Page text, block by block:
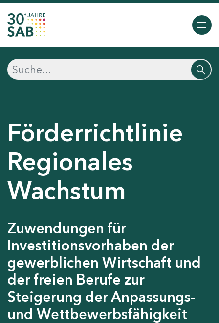
Förderrichtlinie
Regionales
Wachstum
Zuwendungen für
Investitionsvorhaben der
gewerblichen Wirtschaft und
der freien Berufe zur
Steigerung der Anpassungs-
und Wettbewerbsfähigkeit